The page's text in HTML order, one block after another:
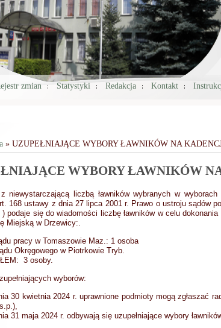
zmian Statystyki Redakcja Kontakt
» UZUPEŁNIAJĄCE WYBORY ŁAWNIKÓW NA
WYBORY ŁAWNIKÓW
niewystarczającą liczbą ławników wybranych w
168 ustawy z dnia 27 lipca 2001 r. Prawo o ustroju sądów
podaje się do wiadomości liczbę ławników w celu
Miejską w Drzewicy:
pracy w Tomaszowie Maz.: 1 osoba
Okręgowego w Piotrkowie Tryb.
3 osoby.
wyborów:
30 kwietnia 2024 r. uprawnione podmioty mogą zgłaszać
31 maja 2024 r. odbywają się uzupełniające wybory